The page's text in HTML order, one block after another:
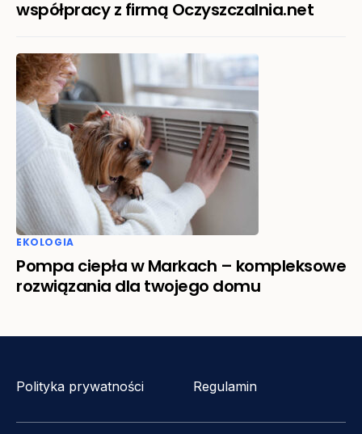
współpracy z firmą Oczyszczalnia.net
EKOLOGIA
Pompa ciepła w Markach – kompleksowe
rozwiązania dla twojego domu
Polityka prywatności Regulamin